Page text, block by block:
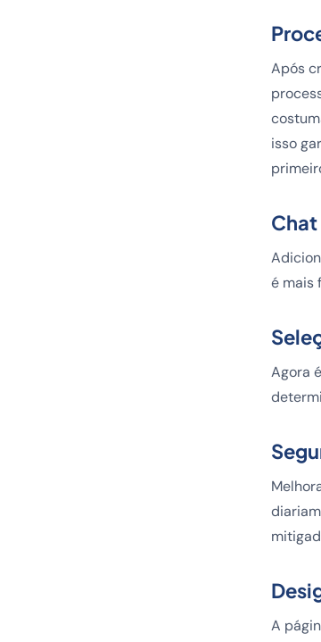
Após
isso
é mais
Agora
A